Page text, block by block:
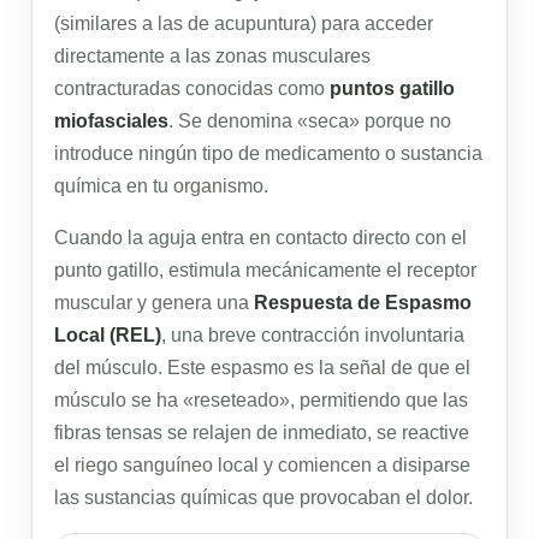
(similares a las de acupuntura) para acceder
directamente a las zonas musculares
contracturadas conocidas como puntos gatillo
miofasciales. Se denomina «seca» porque no
introduce ningún tipo de medicamento o sustancia
química en tu organismo.
Cuando la aguja entra en contacto directo con el
punto gatillo, estimula mecánicamente el receptor
muscular y genera una Respuesta de Espasmo
Local (REL), una breve contracción involuntaria
del músculo. Este espasmo es la señal de que el
músculo se ha «reseteado», permitiendo que las
fibras tensas se relajen de inmediato, se reactive
el riego sanguíneo local y comiencen a disiparse
las sustancias químicas que provocaban el dolor.